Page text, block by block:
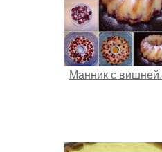
Манник с вишней.